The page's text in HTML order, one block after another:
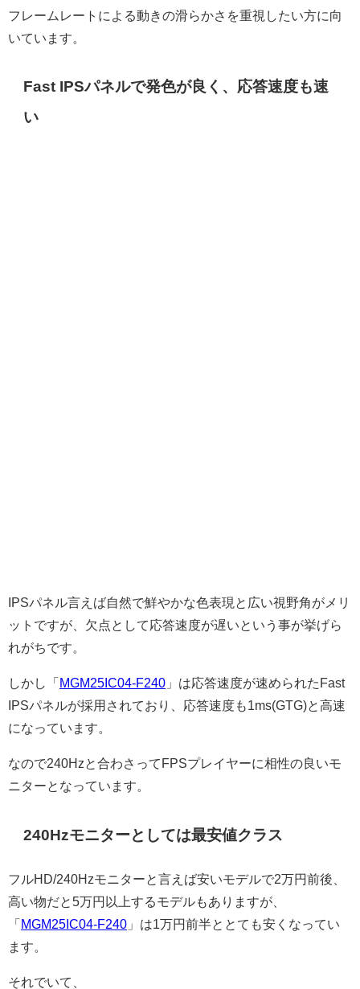
フレームレートによる動きの滑らかさを重視したい方に向
いています。
Fast IPSパネルで発色が良く、応答速度も速
い
IPSパネル言えば自然で鮮やかな色表現と広い視野角がメリ
ットですが、欠点として応答速度が遅いという事が挙げら
れがちです。
しかし「 MGM25IC04-F240 」は応答速度が速められたFast
IPSパネルが採用されており、応答速度も1ms(GTG)と高速
になっています。
なので240Hzと合わさってFPSプレイヤーに相性の良いモ
ニターとなっています。
240Hzモニターとしては最安値クラス
フルHD/240Hzモニターと言えば安いモデルで2万円前後、
高い物だと5万円以上するモデルもありますが、
「 MGM25IC04-F240 」は1万円前半ととても安くなってい
ます。
それでいて、